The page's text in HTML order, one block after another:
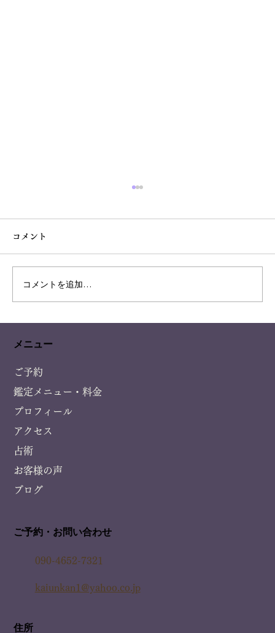
凄い偶然の恋愛の相性
コメント
コメントを追加…
メニュー
ご予約
鑑定メニュー・料金
プロフィール
アクセス
占術
お客様の声
ブログ
ご予約・お問い合わせ
090-4652-7321
kaiunkan1@yahoo.co.jp
住所